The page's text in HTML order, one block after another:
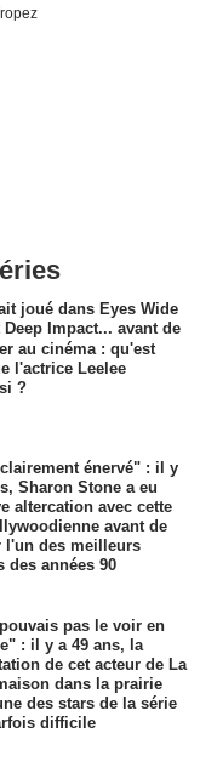
joué dans Eyes Wide
Deep Impact... avant de
au cinéma : qu'est
l'actrice Leelee
?
énervé" : il y
Sharon Stone a eu
altercation avec cette
avant de
l'un des meilleurs
des années 90
pas le voir en
: il y a 49 ans, la
de cet acteur de La
dans la prairie
des stars de la série
difficile